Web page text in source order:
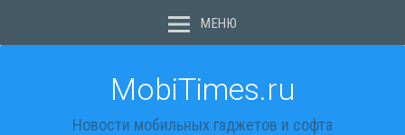
МЕНЮ
MobiTimes.ru
Новости мобильных гаджетов и софта